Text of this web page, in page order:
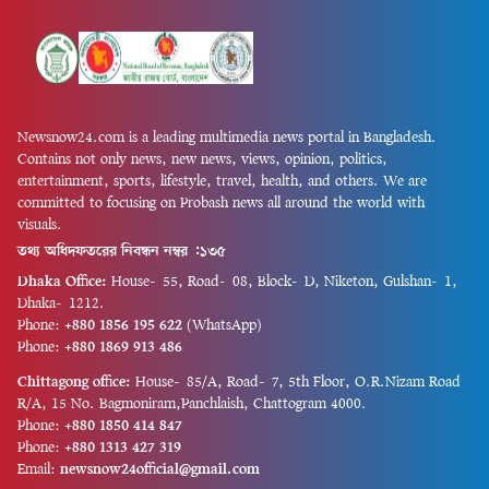
Newsnow24.com is a leading multimedia news portal in Bangladesh.
Contains not only news, new news, views, opinion, politics,
entertainment, sports, lifestyle, travel, health, and others. We are
committed to focusing on Probash news all around the world with
visuals.
তথ্য অধিদফতরের নিবন্ধন নম্বর :১৩৫
Dhaka Office: House-55, Road-08, Block-D, Niketon, Gulshan-1,
Dhaka-1212.
Phone: +880 1856 195 622 (WhatsApp)
Phone: +880 1869 913 486
Chittagong office: House-85/A, Road-7, 5th Floor, O.R.Nizam Road
R/A, 15 No. Bagmoniram,Panchlaish, Chattogram 4000.
Phone: +880 1850 414 847
Phone: +880 1313 427 319
Email: newsnow24official@gmail.com